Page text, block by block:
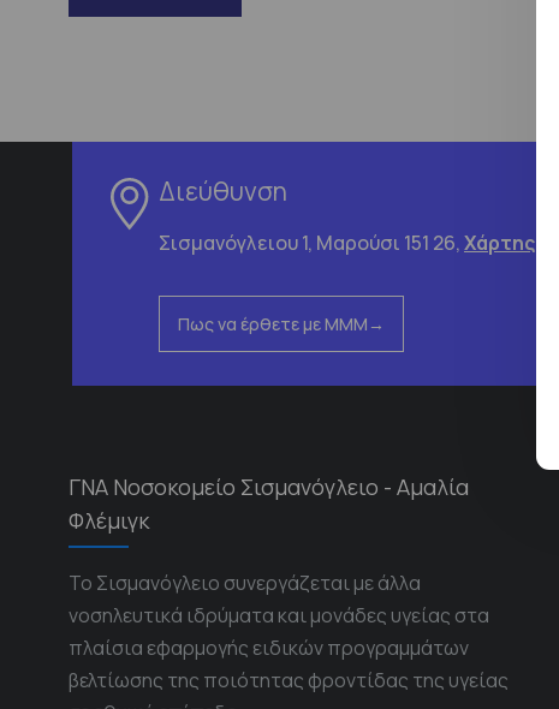
Διεύθυνση
Σισμανόγλειου 1, Μαρούσι 151 26,Χάρτης
Πως να έρθετε με ΜΜΜ
ΓΝΑ Νοσοκομείο Σισμανόγλειο - Αμαλία
Φλέμιγκ
Το Σισμανόγλειο συνεργάζεται με άλλα
νοσηλευτικά ιδρύματα και μονάδες υγείας στα
πλαίσια εφαρμογής ειδικών προγραμμάτων
βελτίωσης της ποιότητας φροντίδας της υγείας